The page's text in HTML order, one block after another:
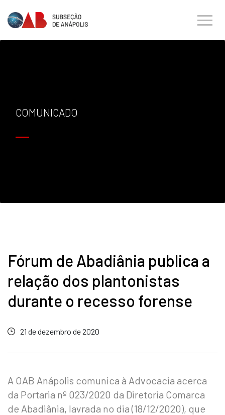
COMUNICADO
Fórum de Abadiânia publica a
relação dos plantonistas
durante o recesso forense
21 de dezembro de 2020
A OAB Anápolis comunica à Advocacia acerca
da Portaria nº 023/2020 da Diretoria Comarca
de Abadiânia, lavrada no dia (18/12/2020), que